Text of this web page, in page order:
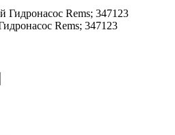
Гидронасос Rems; 347123
Rems; 347123